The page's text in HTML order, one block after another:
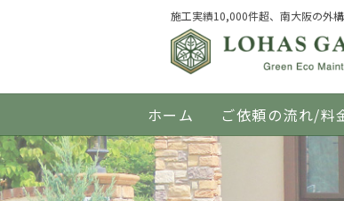
施工実績10,000件超、南大阪の外
ホーム ご依頼の流れ/料